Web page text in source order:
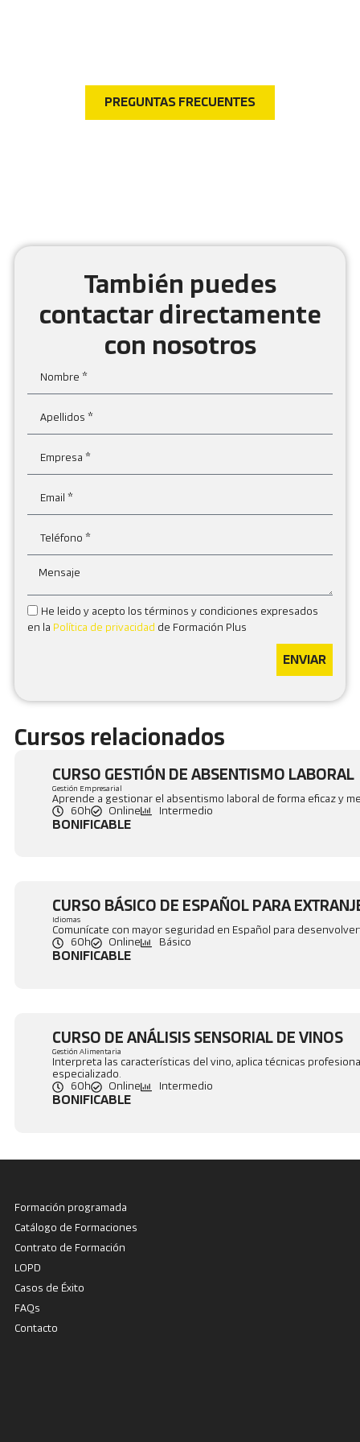
PREGUNTAS FRECUENTES
También puedes
contactar directamente
con nosotros
He leido y acepto los términos y condiciones expresados
en la Política de privacidad de Formación Plus
ENVIAR
Cursos relacionados
CURSO GESTIÓN DE ABSENTISMO LABORAL
Gestión Empresarial
Aprende a gestionar el absentismo laboral de forma eficaz y
60h
Online Intermedio
BONIFICABLE
CURSO BÁSICO DE ESPAÑOL PARA
Idiomas
Comunícate con mayor seguridad en Español para
60h
Online Básico
BONIFICABLE
CURSO DE ANÁLISIS SENSORIAL DE VINOS
Gestión Alimentaria
Interpreta las características del vino, aplica técnicas
especializado.
60h
Online Intermedio
BONIFICABLE
Formación programada
Catálogo de Formaciones
Contrato de Formación
LOPD
Casos de Éxito
FAQs
Contacto